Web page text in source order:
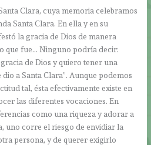
Clara, cuya memoria celebramos
Santa Clara. En ella y en su
la gracia de Dios de manera
que fue… Ninguno podría decir:
de Dios y quiero tener una
a Santa Clara”. Aunque podemos
tal, ésta efectivamente existe en
las diferentes vocaciones. En
como una riqueza y adorar a
uno corre el riesgo de envidiar la
persona, y de querer exigirlo